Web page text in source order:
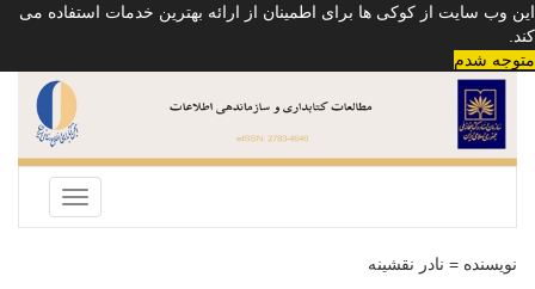
این وب سایت از کوکی ها برای اطمینان از ارائه بهترین خدمات استفاده می
کند.
متوجه شدم
Toggle
navigation
نویسنده = نادر نقشینه